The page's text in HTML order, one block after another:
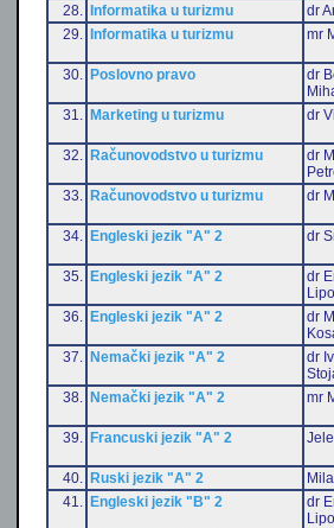
28.
Informatika u turizmu
dr
29.
Informatika u turizmu mr
30. Poslovno pravo
dr
31.
Marketing u turizmu dr
32. Računovodstvo u turizmu
dr
33.
Računovodstvo u turizmu dr
34. Engleski jezik "A" 2 dr
35. Engleski jezik "A" 2
dr
36.
Engleski jezik "A" 2
dr
37.
Nemački jezik "A" 2
dr
38.
Nemački jezik "A" 2 mr
39. Francuski jezik "A" 2
40. Ruski jezik "A" 2
41.
Engleski jezik "B" 2
dr